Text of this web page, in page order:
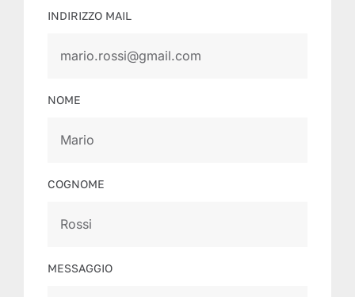
INDIRIZZO MAIL
NOME
COGNOME
MESSAGGIO